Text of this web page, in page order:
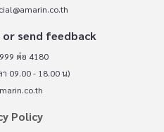
send feedback
ต่อ 4180
า 09.00 - 18.00 น)
Policy